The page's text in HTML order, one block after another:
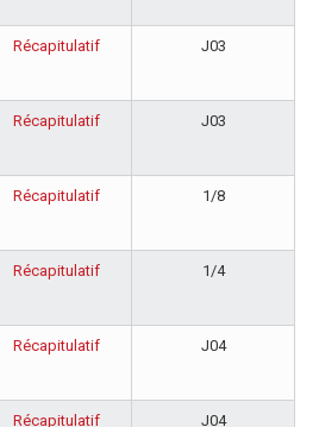
Récapitulatif J03
Récapitulatif J03
Récapitulatif 1/8
Récapitulatif 1/4
Récapitulatif J04
Récapitulatif J04